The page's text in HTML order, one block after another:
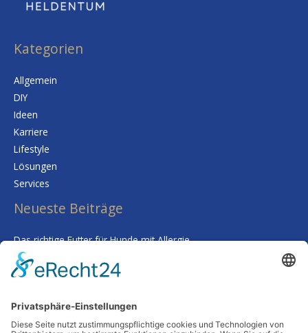
Kategorien
Allgemein
DIY
Ideen
Karriere
Lifestyle
Lösungen
Services
Neueste Beiträge
Das richtige Futter für Hunde mit Allergie
Kalk im Trinkwasser: Warum Sie sich keine Sorgen um Ihre
Gesundheit machen müssen
Routineaufgaben plötzlich kaum noch Zeit kosten
Deine Haut als Spiegel: Warum Tiefenreinigung und gezielte